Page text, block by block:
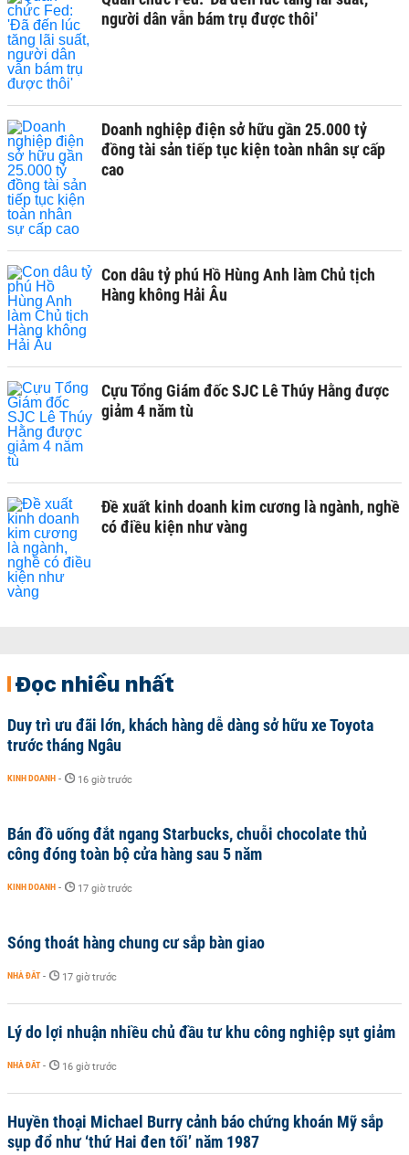
người dân vẫn bám trụ được thôi'
Doanh nghiệp điện sở hữu gần 25.000 tỷ
đồng tài sản tiếp tục kiện toàn nhân sự cấp
cao
Con dâu tỷ phú Hồ Hùng Anh làm Chủ tịch
Hàng không Hải Âu
Cựu Tổng Giám đốc SJC Lê Thúy Hằng được
giảm 4 năm tù
Đề xuất kinh doanh kim cương là ngành, nghề
có điều kiện như vàng
Đọc nhiều nhất
Duy trì ưu đãi lớn, khách hàng dễ dàng sở hữu xe Toyota
trước tháng Ngâu
KINH DOANH - 16 giờ trước
Bán đồ uống đắt ngang Starbucks, chuỗi chocolate thủ
công đóng toàn bộ cửa hàng sau 5 năm
KINH DOANH - 17 giờ trước
Sóng thoát hàng chung cư sắp bàn giao
NHÀ ĐẤT - 17 giờ trước
Lý do lợi nhuận nhiều chủ đầu tư khu công nghiệp sụt giảm
NHÀ ĐẤT - 16 giờ trước
Huyền thoại Michael Burry cảnh báo chứng khoán Mỹ sắp
sụp đổ như ‘thứ Hai đen tối’ năm 1987